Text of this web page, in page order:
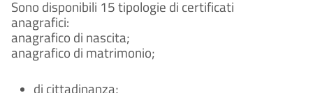
Sono disponibili 15 tipologie di certificati
anagrafici:
anagrafico di nascita;
anagrafico di matrimonio;
di cittadinanza;